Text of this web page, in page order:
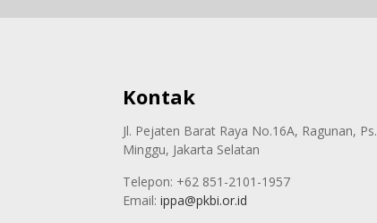
Kontak
Jl. Pejaten Barat Raya No.16A, Ragunan, Ps.
Minggu, Jakarta Selatan
Telepon: +62 851-2101-1957
Email: ippa@pkbi.or.id